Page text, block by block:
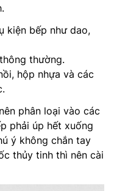
kiện bếp như dao,
thường.
hộp nhựa và các
phân loại vào các
phải úp hết xuống
ý không chắn tay
thủy tinh thì nên cài